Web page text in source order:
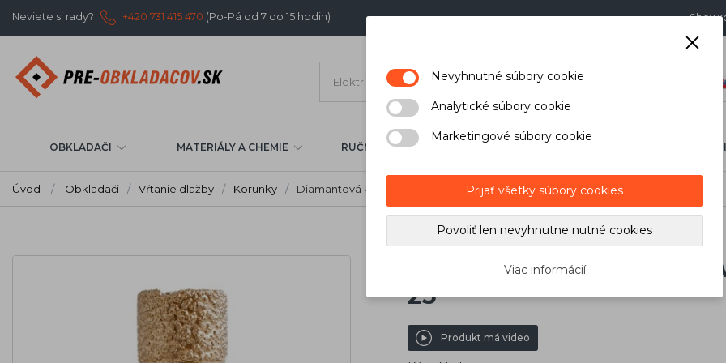
Neviete si rady? +420 731 415 470 (Po-Pá od 7 do 15 hodin)
OBKLADAČI MATERIÁLY A CHEMIE RUČNÉ NÁRADIE MERACIA
Úvod / Obkladači / Vŕtanie dlažby / Korunky / Diamantová korunka na vŕtanie dlažby Maxilla DTU 25
Diamantová korunka
25
Produkt má video
Nevyhnutné súbory cookie
Analytické súbory cookie
Marketingové súbory cookie
Prijať všetky súbory cookies
Povoliť len nevyhnutne nutné cookies
Viac informácií